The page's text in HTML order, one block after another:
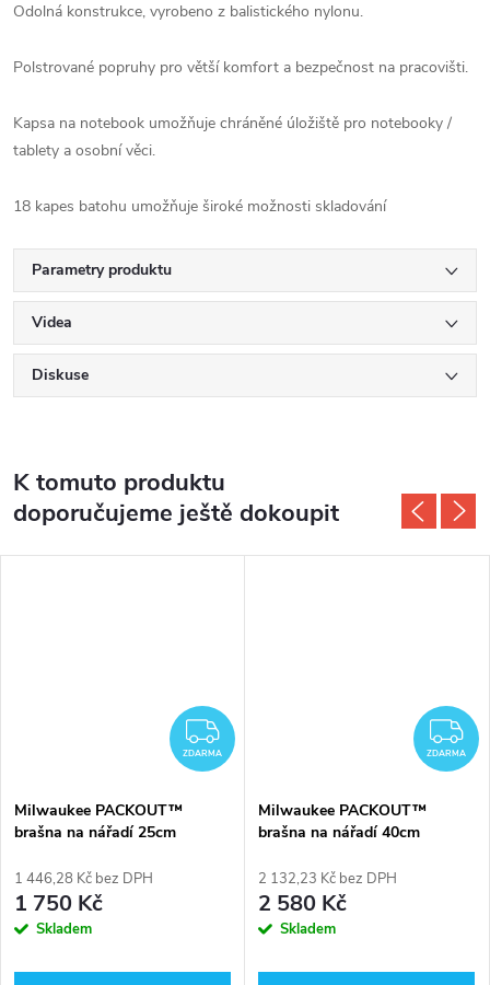
Odolná konstrukce, vyrobeno z balistického nylonu.
Polstrované popruhy pro větší komfort a bezpečnost na pracovišti.
Kapsa na notebook umožňuje chráněné úložiště pro notebooky /
tablety a osobní věci.
18 kapes batohu umožňuje široké možnosti skladování
Parametry produktu
Videa
Diskuse
K tomuto produktu
doporučujeme ještě dokoupit
ZDARMA
ZDARMA
Milwaukee PACKOUT™
brašna na nářadí 25cm
1 446,28 Kč bez DPH
1 750 Kč
Skladem
ZDARMA
Milwaukee PACKOUT™
brašna na nářadí 40cm
2 132,23 Kč bez DPH
2 580 Kč
Skladem